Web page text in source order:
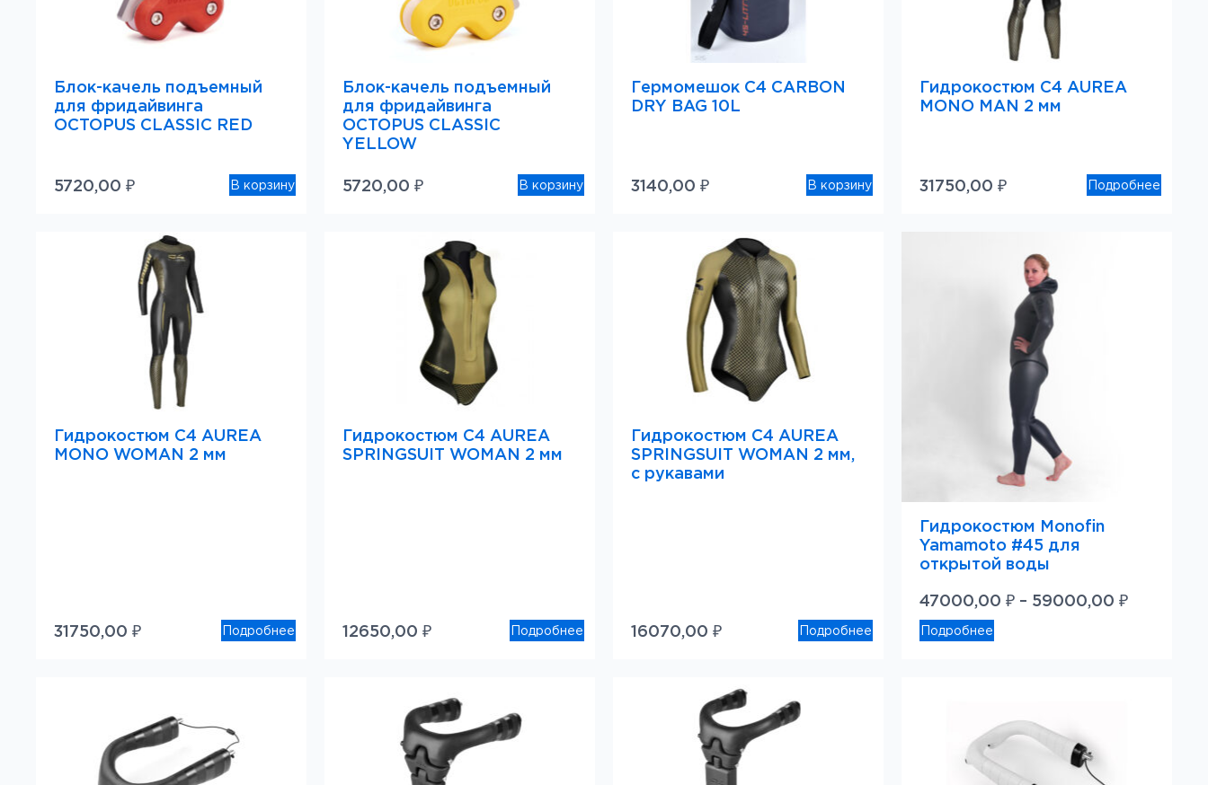
Блок-качель подъемный
для фридайвинга
OCTOPUS CLASSIC RED
5720,00 ₽ В корзину
Блок-качель подъемный
для фридайвинга
OCTOPUS CLASSIC
YELLOW
5720,00 ₽ В корзину
Гермомешок C4 CARBON
DRY BAG 10L
3140,00 ₽ В корзину
Гидрокостюм C4 AUREA
MONO MAN 2 мм
31750,00 ₽ Подробнее
Гидрокостюм C4 AUREA
MONO WOMAN 2 мм
31750,00 ₽ Подробнее
Гидрокостюм C4 AUREA
SPRINGSUIT WOMAN 2 мм
12650,00 ₽ Подробнее
Гидрокостюм C4 AUREA
SPRINGSUIT WOMAN 2 мм,
с рукавами
16070,00 ₽ Подробнее
Гидрокостюм Monofin
Yamamoto #45 для
открытой воды
47000,00 ₽ – 59000,00 ₽Диапазон
Подробнее